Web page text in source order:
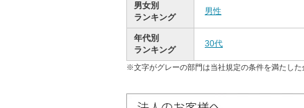
男女別
ランキング
男性
年代別
ランキング
30代
※文字がグレーの部門は当社規定の条件を満たした